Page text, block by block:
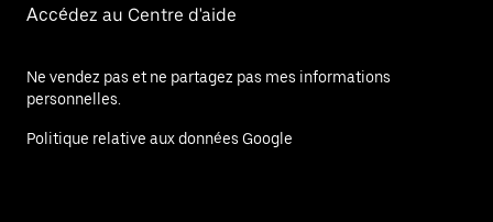
Accédez au Centre d'aide
Ne vendez pas et ne partagez pas mes informations
personnelles.
Politique relative aux données Google